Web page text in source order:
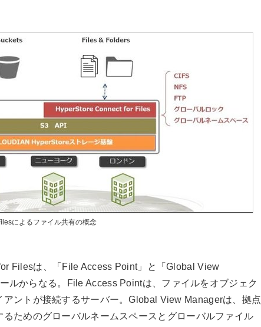
によるファイル共有の概念
Filesは、「File Access Point」と「Global View
ルからなる。File Access Pointは、ファイルをオブジェク
アントが接続するサーバー。Global View Managerは、拠点
るためのグローバルネームスペースとグローバルファイル